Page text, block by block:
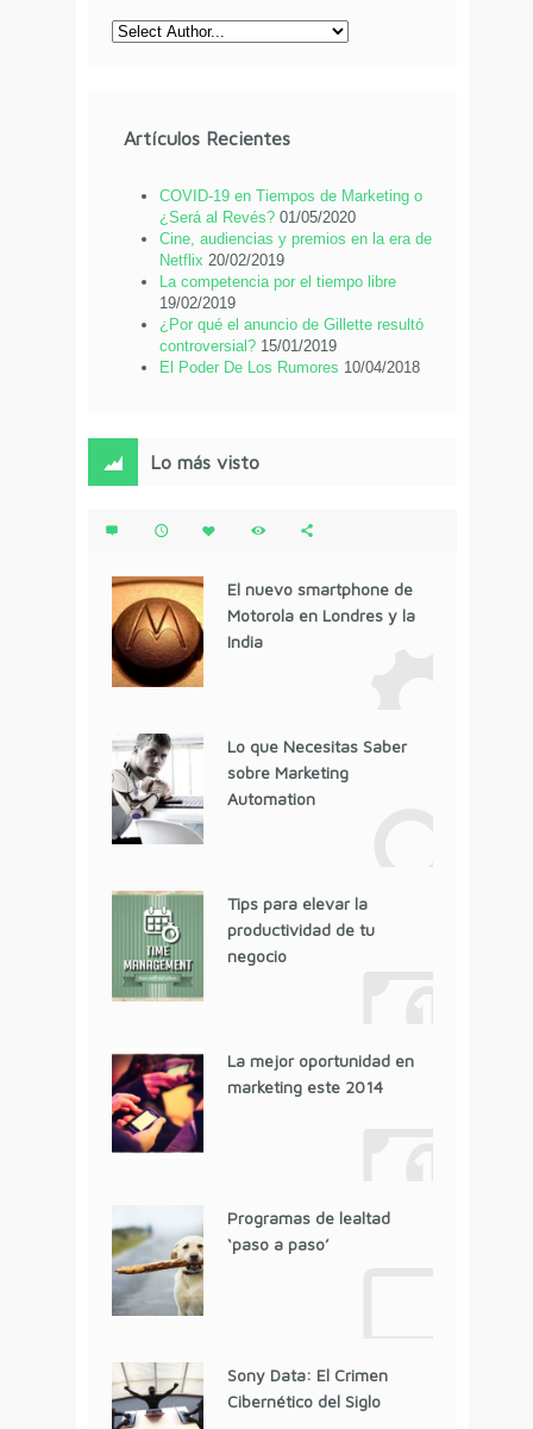
Artículos Recientes
COVID-19 en Tiempos de Marketing o
¿Será al Revés? 01/05/2020
Cine, audiencias y premios en la era de
Netflix 20/02/2019
La competencia por el tiempo libre
19/02/2019
¿Por qué el anuncio de Gillette resultó
controversial? 15/01/2019
El Poder De Los Rumores 10/04/2018
Lo más visto
El nuevo smartphone de
Motorola en Londres y la
India
Lo que Necesitas Saber
sobre Marketing
Automation
Tips para elevar la
productividad de tu
negocio
La mejor oportunidad en
marketing este 2014
Programas de lealtad
‘paso a paso’
Sony Data: El Crimen
Cibernético del Siglo